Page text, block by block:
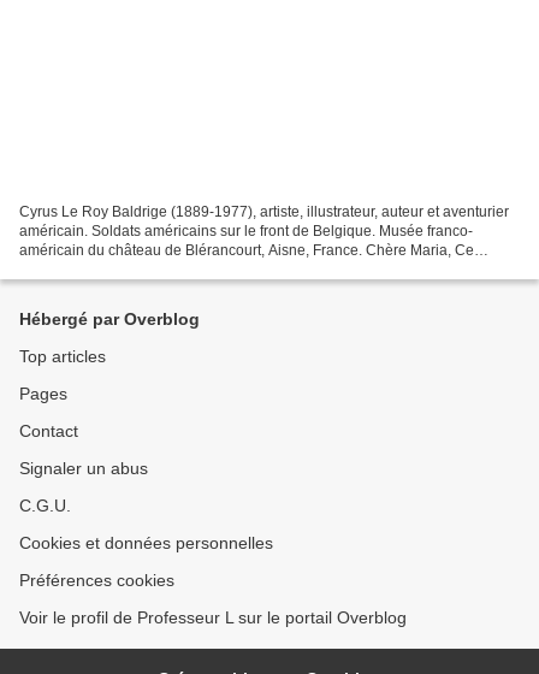
Cyrus Le Roy Baldrige (1889-1977), artiste, illustrateur, auteur et aventurier
américain. Soldats américains sur le front de Belgique. Musée franco-
américain du château de Blérancourt, Aisne, France. Chère Maria, Ce
Hébergé par Overblog
Top articles
Pages
Contact
Signaler un abus
C.G.U.
Cookies et données personnelles
Préférences cookies
Voir le profil de Professeur L sur le portail Overblog